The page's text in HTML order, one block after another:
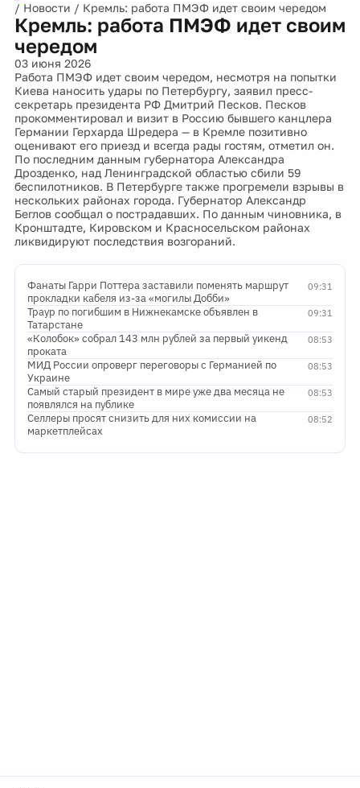
/ Новости / Кремль: работа ПМЭФ идет своим чередом
Кремль: работа ПМЭФ идет своим
чередом
03 июня 2026
Работа ПМЭФ идет своим чередом, несмотря на попытки
Киева наносить удары по Петербургу, заявил пресс-
секретарь президента РФ Дмитрий Песков. Песков
прокомментировал и визит в Россию бывшего канцлера
Германии Герхарда Шредера — в Кремле позитивно
оценивают его приезд и всегда рады гостям, отметил он.
По последним данным губернатора Александра
Дрозденко, над Ленинградской областью сбили 59
беспилотников. В Петербурге также прогремели взрывы в
нескольких районах города. Губернатор Александр
Беглов сообщал о пострадавших. По данным чиновника, в
Кронштадте, Кировском и Красносельском районах
ликвидируют последствия возгораний.
09:31
Фанаты Гарри Поттера заставили поменять маршрут
прокладки кабеля из-за «могилы Добби»
09:31
Траур по погибшим в Нижнекамске объявлен в
Татарстане
08:53
«Колобок» собрал 143 млн рублей за первый уикенд
проката
08:53
МИД России опроверг переговоры с Германией по
Украине
08:53
Самый старый президент в мире уже два месяца не
появлялся на публике
08:52
Селлеры просят снизить для них комиссии на
маркетплейсах